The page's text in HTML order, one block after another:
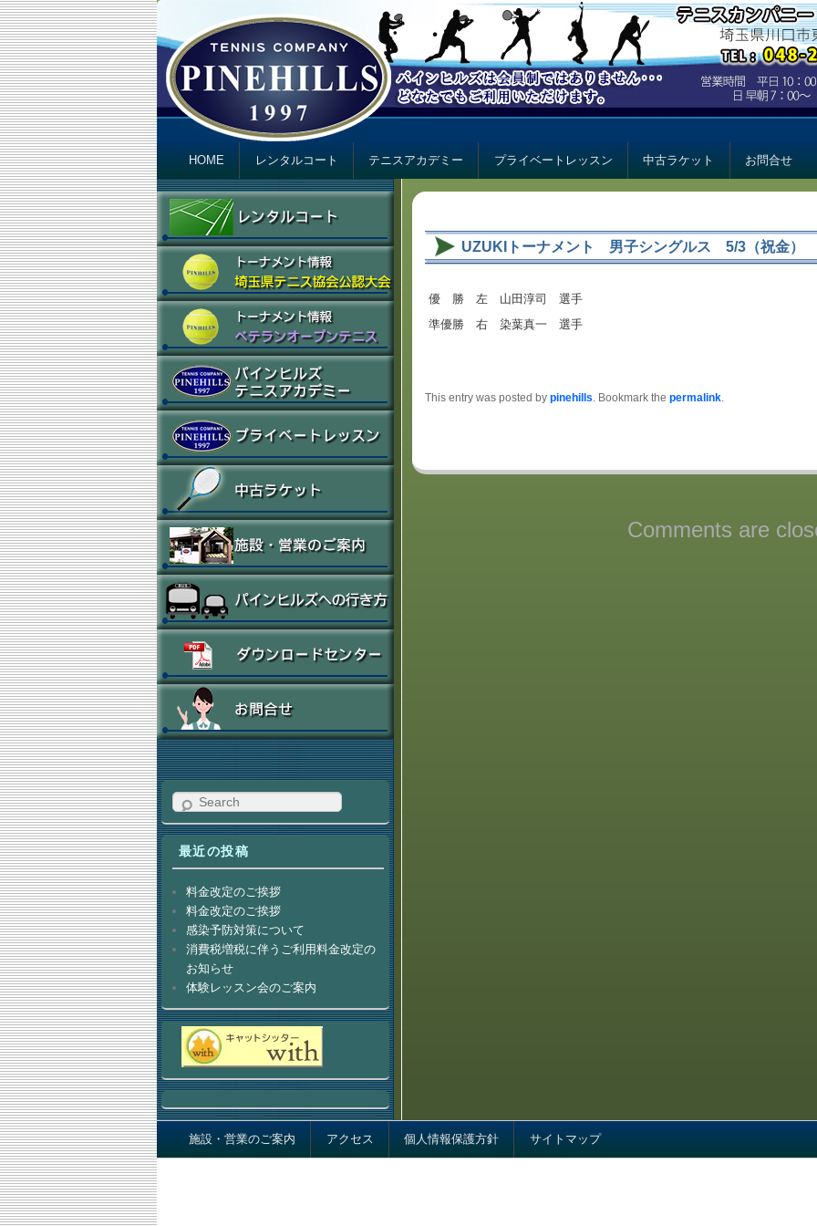
テニスカンパニー パインヒルズ
Just another テニスカンパニー パインヒルズ
Primary menu
Skip to primary content
Skip to secondary content
HOME レンタルコート テニスアカデミー プライベートレッスン 中古ラケット お問合せ
UZUKIトーナメント 男子シングルス 5/3（祝金）
優 勝 左 山田淳司 選手
準優勝 右 染葉真一 選手
This entry was posted bypinehills. Bookmark thepermalink.
Comments are
Search
最近の投稿
料金改定のご挨拶
料金改定のご挨拶
感染予防対策について
消費税増税に伴うご利用料金改定の
お知らせ
体験レッスン会のご案内
Footer menu
施設・営業のご案内 アクセス 個人情報保護方針 サイトマップ